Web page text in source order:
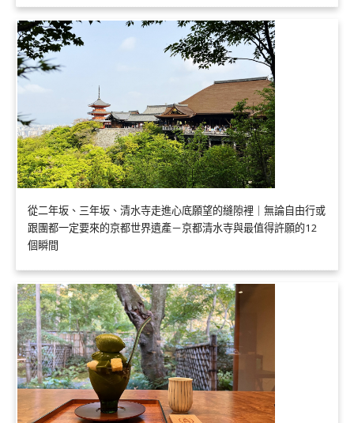
從二年坂、三年坂、清水寺走進心底願望的縫隙裡｜無論自由行或
跟團都一定要來的京都世界遺產－京都清水寺與最值得許願的12
個瞬間